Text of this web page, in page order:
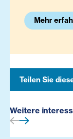
Mehr
Teilen Sie
Weitere